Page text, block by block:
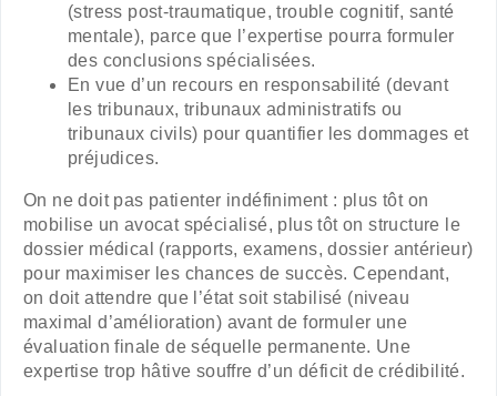
(stress post-traumatique, trouble cognitif, santé
mentale), parce que l’expertise pourra formuler
des conclusions spécialisées.
En vue d’un recours en responsabilité (devant
les tribunaux, tribunaux administratifs ou
tribunaux civils) pour quantifier les dommages et
préjudices.
On ne doit pas patienter indéfiniment : plus tôt on
mobilise un avocat spécialisé, plus tôt on structure le
dossier médical (rapports, examens, dossier antérieur)
pour maximiser les chances de succès. Cependant,
on doit attendre que l’état soit stabilisé (niveau
maximal d’amélioration) avant de formuler une
évaluation finale de séquelle permanente. Une
expertise trop hâtive souffre d’un déficit de crédibilité.